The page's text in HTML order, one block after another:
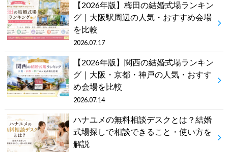
【2026年版】梅田の結婚式場ランキン
グ｜大阪駅周辺の人気・おすすめ会場
を比較
2026.07.17
【2026年版】関西の結婚式場ランキン
グ｜大阪・京都・神戸の人気・おすす
め会場を比較
2026.07.14
ハナユメの無料相談デスクとは？結婚
式場探しで相談できること・使い方を
解説